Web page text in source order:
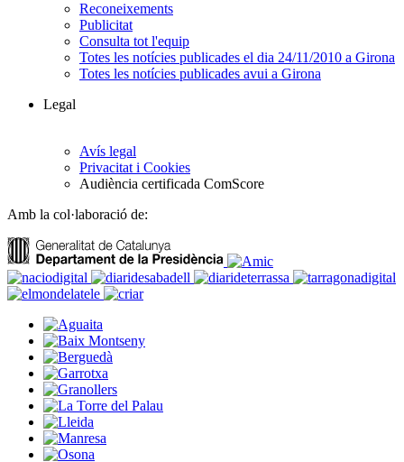
Reconeixements
Publicitat
Consulta tot l'equip
Totes les notícies publicades el dia 24/11/2010 a Girona
Totes les notícies publicades avui a Girona
Legal
Avís legal
Privacitat i Cookies
Audiència certificada ComScore
Amb la col·laboració de: